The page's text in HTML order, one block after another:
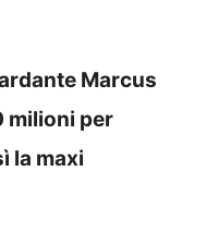
Marcus
milioni per
la maxi